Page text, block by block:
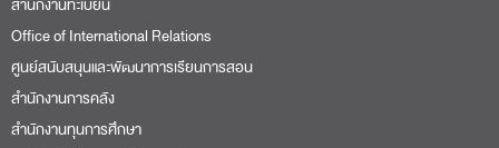
สำนักงานทะเบียน
Office of International Relations
ศูนย์สนับสนุนและพัฒนาการเรียนการสอน
สำนักงานการคลัง
สำนักงานทุนการศึกษา